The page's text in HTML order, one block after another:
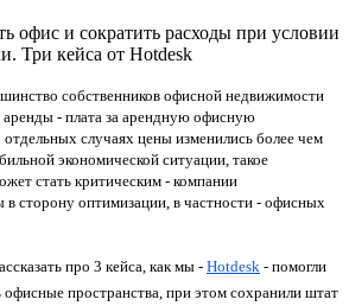
собственников офисной недвижимости
аренды - плата за арендную офисную
случаях цены изменились более чем
экономической ситуации, такое
стать критическим - компании
сторону оптимизации, в частности - офисных
про 3 кейса, как мы - Hotdesk - помогли
офисные пространства, при этом сохранили штат